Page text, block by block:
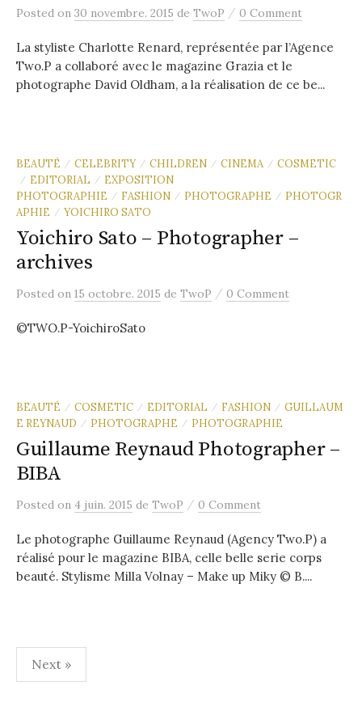
Posted on 30 novembre. 2015 de TwoP / 0 Comment
La styliste Charlotte Renard, représentée par l’Agence
Two.P a collaboré avec le magazine Grazia et le
photographe David Oldham, a la réalisation de ce be...
BEAUTÉ / CELEBRITY / CHILDREN / CINEMA / COSMETIC
/ EDITORIAL / EXPOSITION
PHOTOGRAPHIE
/ FASHION / PHOTOGRAPHE / PHOTOGR
APHIE
/ YOICHIRO SATO
Yoichiro Sato – Photographer –
archives
Posted on 15 octobre. 2015 de TwoP / 0 Comment
©TWO.P-YoichiroSato
BEAUTÉ / COSMETIC / EDITORIAL / FASHION / GUILLAUM
E REYNAUD
/ PHOTOGRAPHE / PHOTOGRAPHIE
Guillaume Reynaud Photographer –
BIBA
Posted on 4 juin. 2015 de TwoP / 0 Comment
Le photographe Guillaume Reynaud (Agency Two.P) a
réalisé pour le magazine BIBA, celle belle serie corps
beauté. Stylisme Milla Volnay – Make up Miky © B....
Pagination
des
Next »